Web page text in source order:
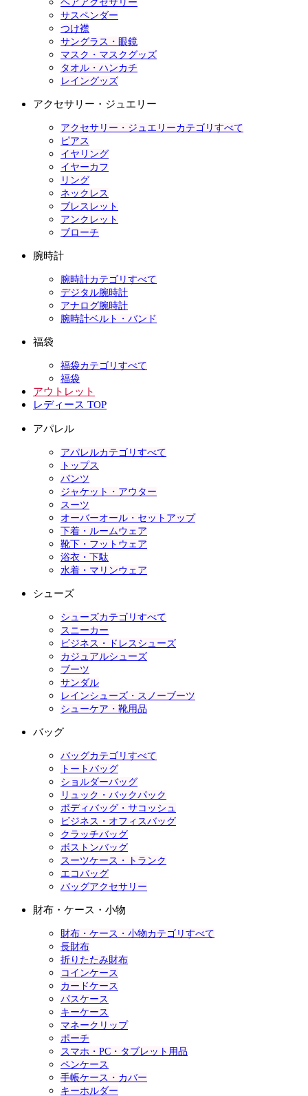
ヘアアクセサリー
サスペンダー
つけ襟
サングラス・眼鏡
マスク・マスクグッズ
タオル・ハンカチ
レイングッズ
アクセサリー・ジュエリー
アクセサリー・ジュエリーカテゴリすべて
ピアス
イヤリング
イヤーカフ
リング
ネックレス
ブレスレット
アンクレット
ブローチ
腕時計
腕時計カテゴリすべて
デジタル腕時計
アナログ腕時計
腕時計ベルト・バンド
福袋
福袋カテゴリすべて
福袋
アウトレット
レディース TOP
アパレル
アパレルカテゴリすべて
トップス
パンツ
ジャケット・アウター
スーツ
オーバーオール・セットアップ
下着・ルームウェア
靴下・フットウェア
浴衣・下駄
水着・マリンウェア
シューズ
シューズカテゴリすべて
スニーカー
ビジネス・ドレスシューズ
カジュアルシューズ
ブーツ
サンダル
レインシューズ・スノーブーツ
シューケア・靴用品
バッグ
バッグカテゴリすべて
トートバッグ
ショルダーバッグ
リュック・バックパック
ボディバッグ・サコッシュ
ビジネス・オフィスバッグ
クラッチバッグ
ボストンバッグ
スーツケース・トランク
エコバッグ
バッグアクセサリー
財布・ケース・小物
財布・ケース・小物カテゴリすべて
長財布
折りたたみ財布
コインケース
カードケース
パスケース
キーケース
マネークリップ
ポーチ
スマホ・PC・タブレット用品
ペンケース
手帳ケース・カバー
キーホルダー